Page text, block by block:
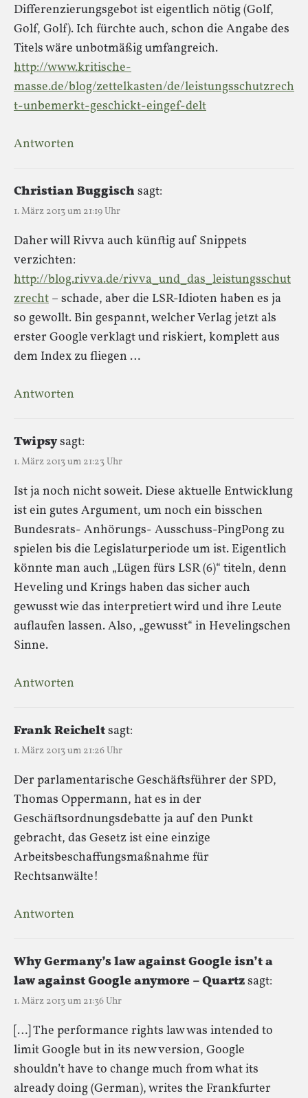
Differenzierungsgebot ist eigentlich nötig (Golf,
Golf, Golf). Ich fürchte auch, schon die Angabe des
Titels wäre unbotmäßig umfangreich.
http://www.kritische-
masse.de/blog/zettelkasten/de/leistungsschutzrech
t-unbemerkt-geschickt-eingef-delt
Antworten
Christian Buggisch sagt:
1. März 2013 um 21:19 Uhr
Daher will Rivva auch künftig auf Snippets
verzichten:
http://blog.rivva.de/rivva_und_das_leistungsschut
zrecht – schade, aber die LSR-Idioten haben es ja
so gewollt. Bin gespannt, welcher Verlag jetzt als
erster Google verklagt und riskiert, komplett aus
dem Index zu fliegen …
Antworten
Twipsysagt:
1. März 2013 um 21:23 Uhr
Ist ja noch nicht soweit. Diese aktuelle Entwicklung
ist ein gutes Argument, um noch ein bisschen
Bundesrats- Anhörungs- Ausschuss-PingPong zu
spielen bis die Legislaturperiode um ist. Eigentlich
könnte man auch „Lügen fürs LSR (6)“ titeln, denn
Heveling und Krings haben das sicher auch
gewusst wie das interpretiert wird und ihre Leute
auflaufen lassen. Also, „gewusst“ in Hevelingschen
Sinne.
Antworten
Frank Reicheltsagt:
1. März 2013 um 21:26 Uhr
Der parlamentarische Geschäftsführer der SPD,
Thomas Oppermann, hat es in der
Geschäftsordnungsdebatte ja auf den Punkt
gebracht, das Gesetz ist eine einzige
Arbeitsbeschaffungsmaßnahme für
Rechtsanwälte!
Antworten
Why Germany’s law against Google isn’t a
law against Google anymore – Quartzsagt:
1. März 2013 um 21:36 Uhr
[…] The performance rights law was intended to
limit Google but in its new version, Google
shouldn’t have to change much from what its
already doing (German), writes the Frankfurter